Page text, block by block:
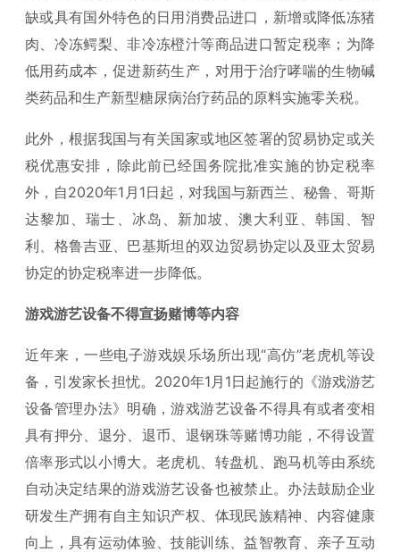
缺或具有国外特色的日用消费品进口，新增或降低冻猪
肉、冷冻鳄梨、非冷冻橙汁等商品进口暂定税率；为降
低用药成本，促进新药生产，对用于治疗哮喘的生物碱
类药品和生产新型糖尿病治疗药品的原料实施零关税。
此外，根据我国与有关国家或地区签署的贸易协定或关
税优惠安排，除此前已经国务院批准实施的协定税率
外，自2020年1月1日起，对我国与新西兰、秘鲁、哥斯
达黎加、瑞士、冰岛、新加坡、澳大利亚、韩国、智
利、格鲁吉亚、巴基斯坦的双边贸易协定以及亚太贸易
协定的协定税率进一步降低。
游戏游艺设备不得宣扬赌博等内容
近年来，一些电子游戏娱乐场所出现“高仿”老虎机等设
备，引发家长担忧。2020年1月1日起施行的《游戏游艺
设备管理办法》明确，游戏游艺设备不得具有或者变相
具有押分、退分、退币、退钢珠等赌博功能，不得设置
倍率形式以小博大。老虎机、转盘机、跑马机等由系统
自动决定结果的游戏游艺设备也被禁止。办法鼓励企业
研发生产拥有自主知识产权、体现民族精神、内容健康
向上，具有运动体验、技能训练、益智教育、亲子互动